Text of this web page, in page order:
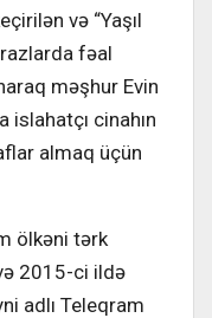
və “Yaşıl
fəal
məşhur Evin
islahatçı cinahın
almaq üçün
ölkəni tərk
2015-ci ildə
adlı Teleqram